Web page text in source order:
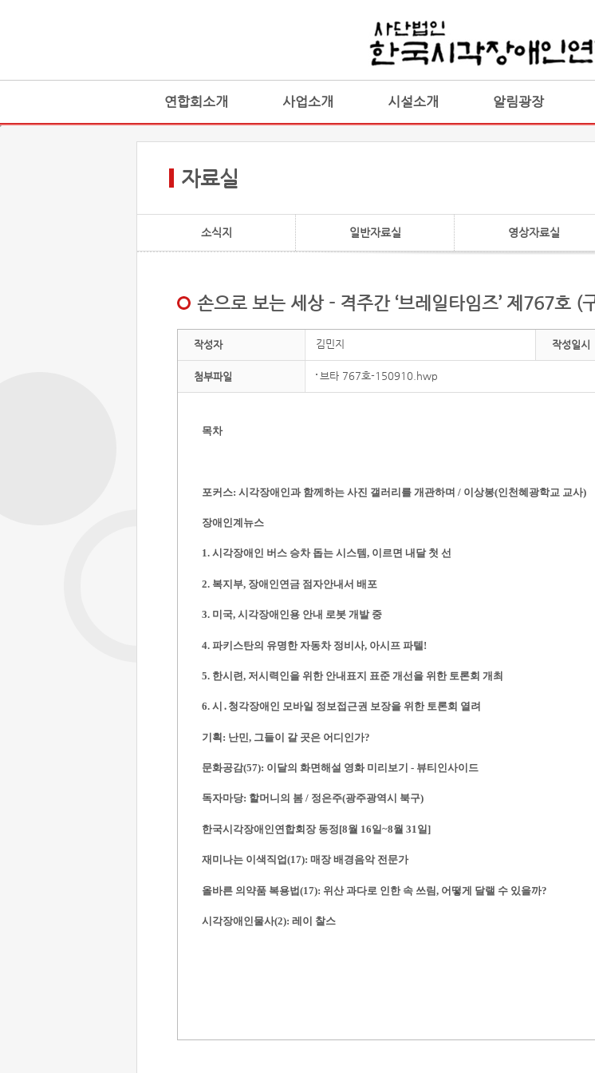
연합회소개 사업소개 시설소개 알림광장
자료실
소식지 일반자료실 영상자료실
손으로 보는 세상 - 격주간 ‘브레일타임즈’ 제767호 (
작성자 김민지 작성일시
첨부파일 브타 767호-150910.hwp
목차
포커스: 시각장애인과 함께하는 사진 갤러리를 개관하며 / 이상봉(인천혜광학교 교사)
장애인계뉴스
1. 시각장애인 버스 승차 돕는 시스템, 이르면 내달 첫 선
2. 복지부, 장애인연금 점자안내서 배포
3. 미국, 시각장애인용 안내 로봇 개발 중
4. 파키스탄의 유명한 자동차 정비사, 아시프 파텔!
5. 한시련, 저시력인을 위한 안내표지 표준 개선을 위한 토론회 개최
6. 시․청각장애인 모바일 정보접근권 보장을 위한 토론회 열려
기획: 난민, 그들이 갈 곳은 어디인가?
문화공감(57): 이달의 화면해설 영화 미리보기 - 뷰티인사이드
독자마당: 할머니의 봄 / 정은주(광주광역시 북구)
한국시각장애인연합회장 동정[8월 16일~8월 31일]
재미나는 이색직업(17): 매장 배경음악 전문가
올바른 의약품 복용법(17): 위산 과다로 인한 속 쓰림, 어떻게 달랠 수 있을까?
시각장애인물사(2): 레이 찰스